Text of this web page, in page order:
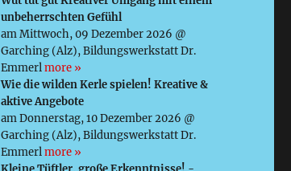
unbeherrschten Gefühl
am Mittwoch, 09 Dezember 2026 @
Garching (Alz), Bildungswerkstatt Dr.
Emmerlmore »
Wie die wilden Kerle spielen! Kreative &
aktive Angebote
am Donnerstag, 10 Dezember 2026 @
Garching (Alz), Bildungswerkstatt Dr.
Emmerlmore »